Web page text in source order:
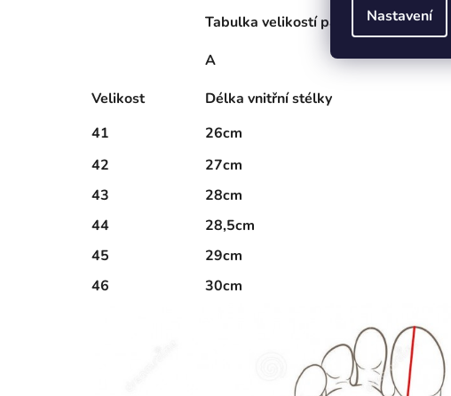
Nastavení
Tabulka velikostí pantofle (+/- 0,5 Cm)
A
Velikost
Délka vnitřní stélky
41
26cm
42
27cm
43
28cm
44
28,5cm
45
29cm
46
30cm